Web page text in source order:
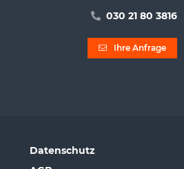
030 21 80 3816
Ihre Anfrage
Datenschutz